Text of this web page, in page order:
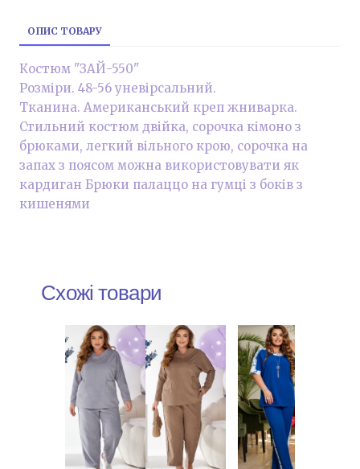
ОПИС ТОВАРУ
Костюм "ЗАЙ-550"
Розміри. 48-56 уневірсальний.
Тканина. Американський креп жниварка.
Стильний костюм двійка, сорочка кімоно з
брюками, легкий вільного крою, сорочка на
запах з поясом можна використовувати як
кардиган Брюки палаццо на гумці з боків з
кишенями
Схожі товари